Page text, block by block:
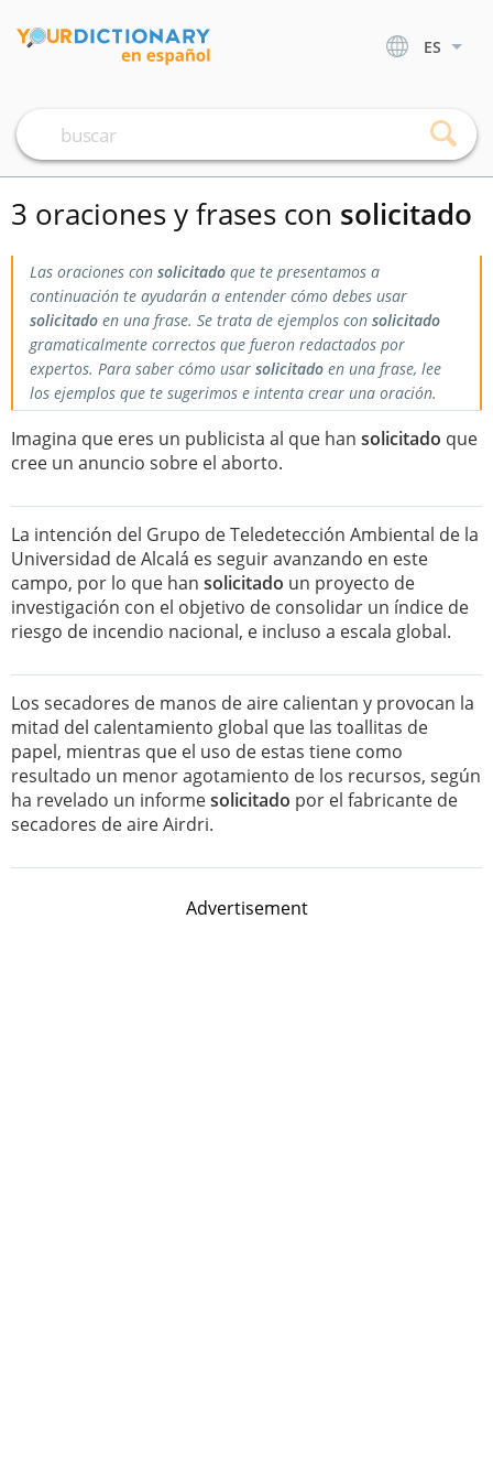
ES
3 oraciones y frases con solicitado
Las oraciones con solicitado que te presentamos a
continuación te ayudarán a entender cómo debes usar
solicitado en una frase. Se trata de ejemplos con solicitado
gramaticalmente correctos que fueron redactados por
expertos. Para saber cómo usar solicitado en una frase, lee
los ejemplos que te sugerimos e intenta crear una oración.
Imagina que eres un publicista al que han solicitado que
cree un anuncio sobre el aborto.
La intención del Grupo de Teledetección Ambiental de la
Universidad de Alcalá es seguir avanzando en este
campo, por lo que han solicitado un proyecto de
investigación con el objetivo de consolidar un índice de
riesgo de incendio nacional, e incluso a escala global.
Los secadores de manos de aire calientan y provocan la
mitad del calentamiento global que las toallitas de
papel, mientras que el uso de estas tiene como
resultado un menor agotamiento de los recursos, según
ha revelado un informesolicitado por el fabricante de
secadores de aire Airdri.
Advertisement